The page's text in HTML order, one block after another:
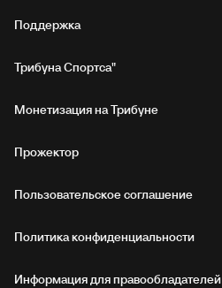
Поддержка
Трибуна Спортса"
Монетизация на Трибуне
Прожектор
Пользовательское соглашение
Политика конфиденциальности
Информация для правообладателей